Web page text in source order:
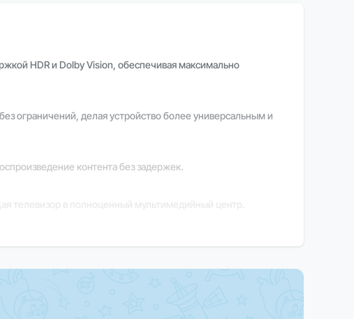
HDR и Dolby Vision, обеспечивая максимально
ограничений, делая устройство более универсальным и
контента без задержек.
телевизор в полноценный мультимедийный центр.